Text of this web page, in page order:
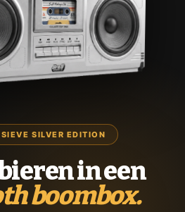
SILVER EDITION
in een
boombox.